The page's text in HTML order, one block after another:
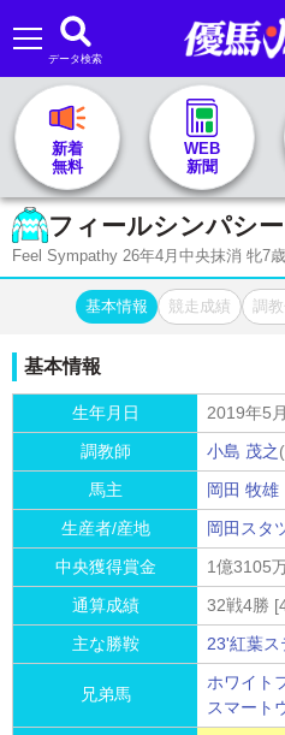
レ
記
プ
データ検索
新着
無料
WEB
新聞
フィールシンパシー
Feel Sympathy 26年4月中央抹消 牝7
基本情報 競走成績 調
基本情報
生年月日
2019年5
調教師
小島 茂之
馬主
岡田 牧雄
生産者/産地
岡田スタ
中央獲得賞金
1億3105
通算成績
32戦4勝
主な勝鞍
23'紅葉ス
兄弟馬
ホワイト
スマート